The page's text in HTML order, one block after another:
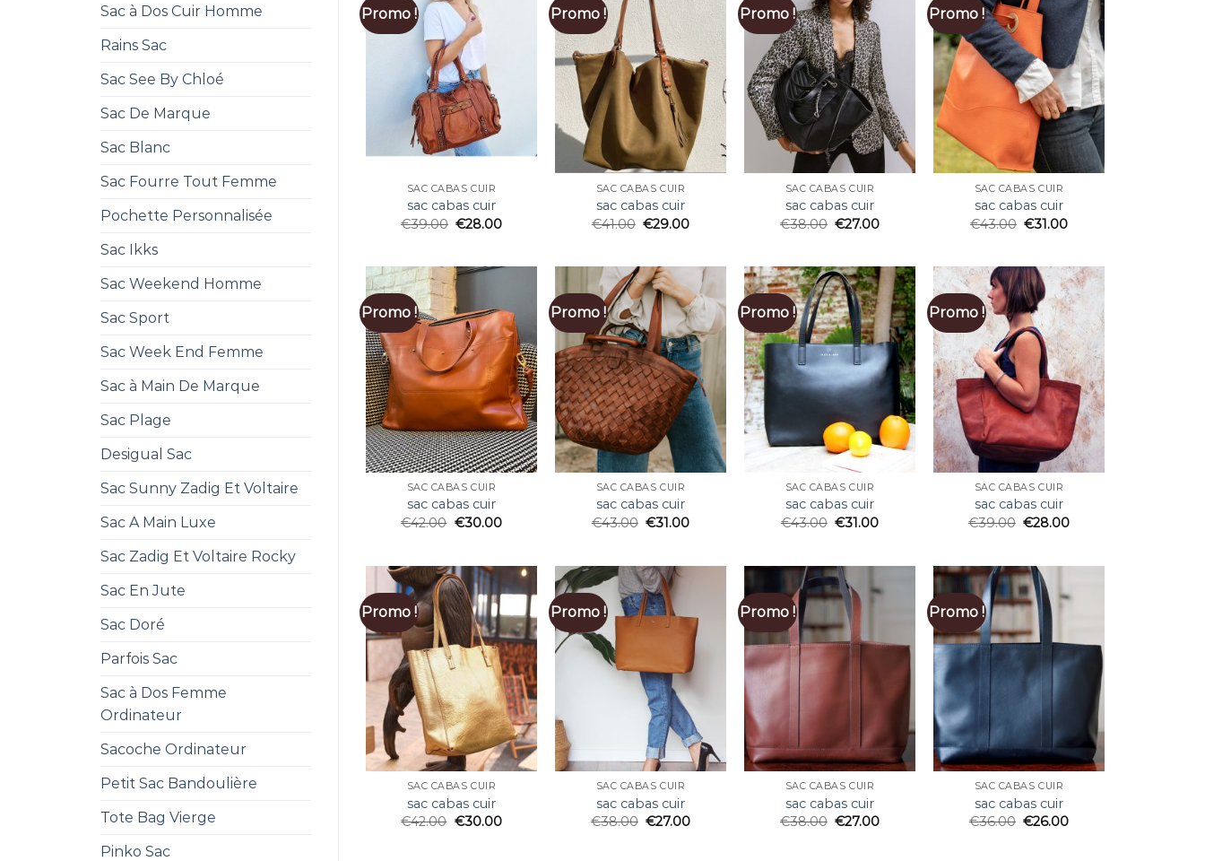
Sac à Dos Cuir Homme
Rains Sac
Sac See By Chloé
Sac De Marque
Sac Blanc
Sac Fourre Tout Femme
Pochette Personnalisée
Sac Ikks
Sac Weekend Homme
Sac Sport
Sac Week End Femme
Sac à Main De Marque
Sac Plage
Desigual Sac
Sac Sunny Zadig Et Voltaire
Sac A Main Luxe
Sac Zadig Et Voltaire Rocky
Sac En Jute
Sac Doré
Parfois Sac
Sac à Dos Femme
Ordinateur
Sacoche Ordinateur
Petit Sac Bandoulière
Tote Bag Vierge
Pinko Sac
Promo !
SAC CABAS CUIR
sac cabas cuir
€39.00 €28.00
Promo !
SAC CABAS CUIR
sac cabas cuir
€41.00 €29.00
Promo !
SAC CABAS CUIR
sac cabas cuir
€38.00 €27.00
Promo !
SAC CABAS CUIR
sac cabas cuir
€43.00 €31.00
Promo !
SAC CABAS CUIR
sac cabas cuir
€42.00 €30.00
Promo !
SAC CABAS CUIR
sac cabas cuir
€43.00 €31.00
Promo !
SAC CABAS CUIR
sac cabas cuir
€43.00 €31.00
Promo !
SAC CABAS CUIR
sac cabas cuir
€39.00 €28.00
Promo !
SAC CABAS CUIR
sac cabas cuir
€42.00 €30.00
Promo !
SAC CABAS CUIR
sac cabas cuir
€38.00 €27.00
Promo !
SAC CABAS CUIR
sac cabas cuir
€38.00 €27.00
Promo !
SAC CABAS CUIR
sac cabas cuir
€36.00 €26.00